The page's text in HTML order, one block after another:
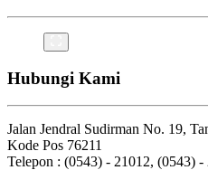
Hubungi Kami
Jalan Jendral Sudirman No. 19,
Kode Pos 76211
Telepon : (0543) - 21012, (0543) -